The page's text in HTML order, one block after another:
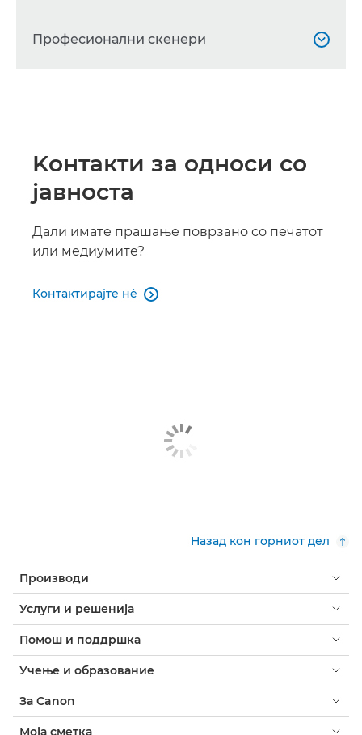
Професионални скенери 
imageFORMULA CR-L1 
imageFORMULA DR-G2090
imageFORMULA DR-G2110
Kонтакти за односи со
јавноста
Дали имате прашање поврзано со печатот
или медиумите?
Контактирајте нè 
Назад кон горниот дел
Производи
Услуги и решенија
Помош и поддршка
Учење и образование
За Canon
Моја сметка